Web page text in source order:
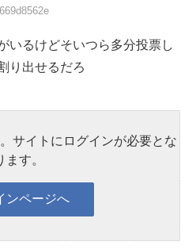
いるけどそいつら多分投票し
り出せるだろ
サイトにログインが必要とな
ます。